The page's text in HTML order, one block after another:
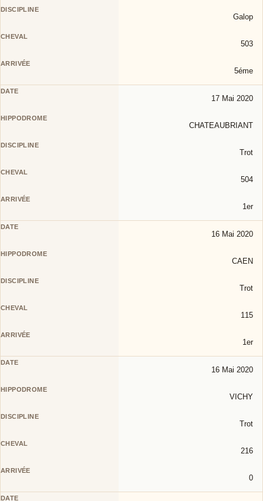
Galop
503
5éme
17 Mai 2020
CHATEAUBRIANT
Trot
504
1er
16 Mai 2020
CAEN
Trot
115
1er
16 Mai 2020
VICHY
Trot
216
0